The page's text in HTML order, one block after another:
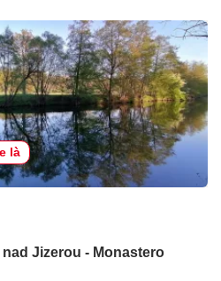
là
Jizerou - Monastero